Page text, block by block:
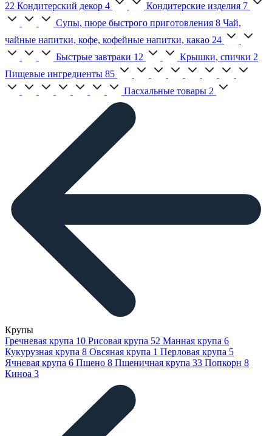
22 Кондитерский декор 4 Кондитерские изделия 7
Супы, пюре быстрого приготовления 8 Чай,
чайные напитки, кофе, кофейные напитки, какао 24
Быстрые завтраки 12 Крышки, спички 2
Пищевые ингредиенты 85
Пасхальные товары 2
Крупы
Гречневая крупа 10 Рисовая крупа 52 Манная крупа 6
Кукурузная крупа 8 Овсяная крупа 1 Перловая крупа 5
Ячневая крупа 6 Пшено 8 Пшеничная крупа 33 Попкорн 8
Киноа 3